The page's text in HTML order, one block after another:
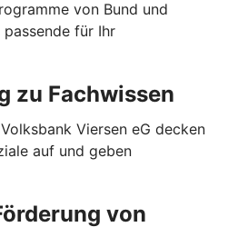
von Bund und
für Ihr
zu Fachwissen
Viersen eG decken
auf und geben
von